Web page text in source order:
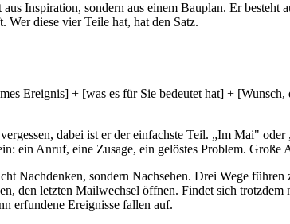
Inspiration, sondern aus einem Bauplan. Er
Wer diese vier Teile hat, hat den Satz.
Ereignis] + [was es für Sie bedeutet hat] +
dabei ist er der einfachste Teil. „Im Mai"
ein Anruf, eine Zusage, ein gelöstes Problem. Große
Nachdenken, sondern Nachsehen. Drei Wege
den letzten Mailwechsel öffnen. Findet sich
erfundene Ereignisse fallen auf.